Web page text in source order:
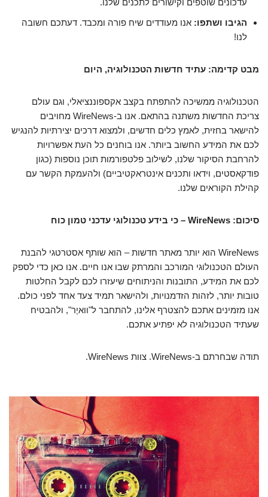
הגיבו ושתפו: אנו מעודדים שיח פורה ומכבד. דעתכם חשובה
לנו!
מבט קדימה: עתיד חדשות הטכנולוגיה, היום
הטכנולוגיה ממשיכה להתפתח בקצב אקספוננציאלי, וגם עולם
צריכת החדשות משתנה בהתאם. אנו ב-WireNews מחויבים
להישאר בחזית, לאמץ כלים חדשים, ולמצוא דרכים יצירתיות להנגיש
לכם את המידע החשוב ביותר. אנו בוחנים כל העת אפשרויות
להרחבת הסיקור שלנו, לשילוב פלטפורמות תוכן נוספות (כגון
פודקאסטים, וידאו ותכנים אינטראקטיביים) ולהעמקת הקשר עם
קהילת הקוראים שלנו.
סיכום: WireNews – כי בידע טכנולוגי עדכני טמון כוח
WireNews הוא יותר מאתר חדשות – הוא שותף אסטרטגי להבנת
העולם הטכנולוגי המורכב והמרתק שבו אנו חיים. אנו כאן כדי לספק
לכם את המידע, התובנות והניתוחים שיעזרו לכם לקבל החלטות
טובות יותר, לזהות הזדמנויות, ולהישאר תמיד צעד אחד לפני כולם.
אנו מזמינים אתכם להצטרף אלינו, להתחבר ל"וואיֶר", ולהבטיח
שעתיד הטכנולוגיה לא יפתיע אתכם.
תודה שבחרתם ב-WireNews. צוות WireNews.